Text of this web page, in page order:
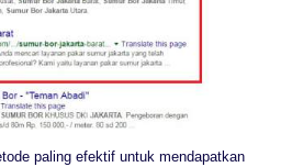
paling efektif untuk mendapatkan